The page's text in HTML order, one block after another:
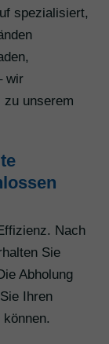
spezialisiert,
wir
zu unserem
Nach
Sie
Abholung
Ihren